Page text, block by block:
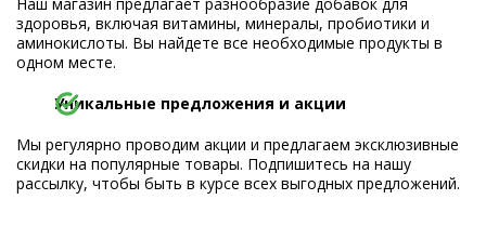
здоровья, включая витамины, минералы, пробиотики и
аминокислоты. Вы найдете все необходимые продукты в
одном месте.
Уникальные предложения и акции
Мы регулярно проводим акции и предлагаем эксклюзивные
скидки на популярные товары. Подпишитесь на нашу
рассылку, чтобы быть в курсе всех выгодных предложений.